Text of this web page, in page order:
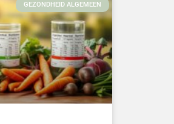
GEZONDHEID ALGEMEEN